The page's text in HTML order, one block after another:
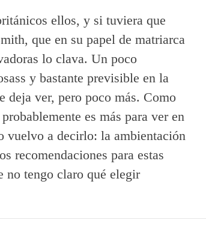
ellos, y si tuviera que
que en su papel de matriarca
lo clava. Un poco
y bastante previsible en la
deja ver, pero poco más. Como
es más para ver en
vuelvo a decirlo: la ambientación
recomendaciones para estas
no tengo claro qué elegir